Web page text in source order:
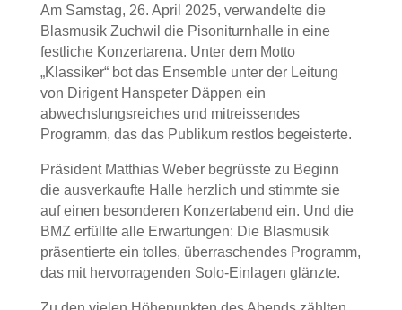
Am Samstag, 26. April 2025, verwandelte die
Blasmusik Zuchwil die Pisoniturnhalle in eine
festliche Konzertarena. Unter dem Motto
„Klassiker“ bot das Ensemble unter der Leitung
von Dirigent Hanspeter Däppen ein
abwechslungsreiches und mitreissendes
Programm, das das Publikum restlos begeisterte.
Präsident Matthias Weber begrüsste zu Beginn
die ausverkaufte Halle herzlich und stimmte sie
auf einen besonderen Konzertabend ein. Und die
BMZ erfüllte alle Erwartungen: Die Blasmusik
präsentierte ein tolles, überraschendes Programm,
das mit hervorragenden Solo-Einlagen glänzte.